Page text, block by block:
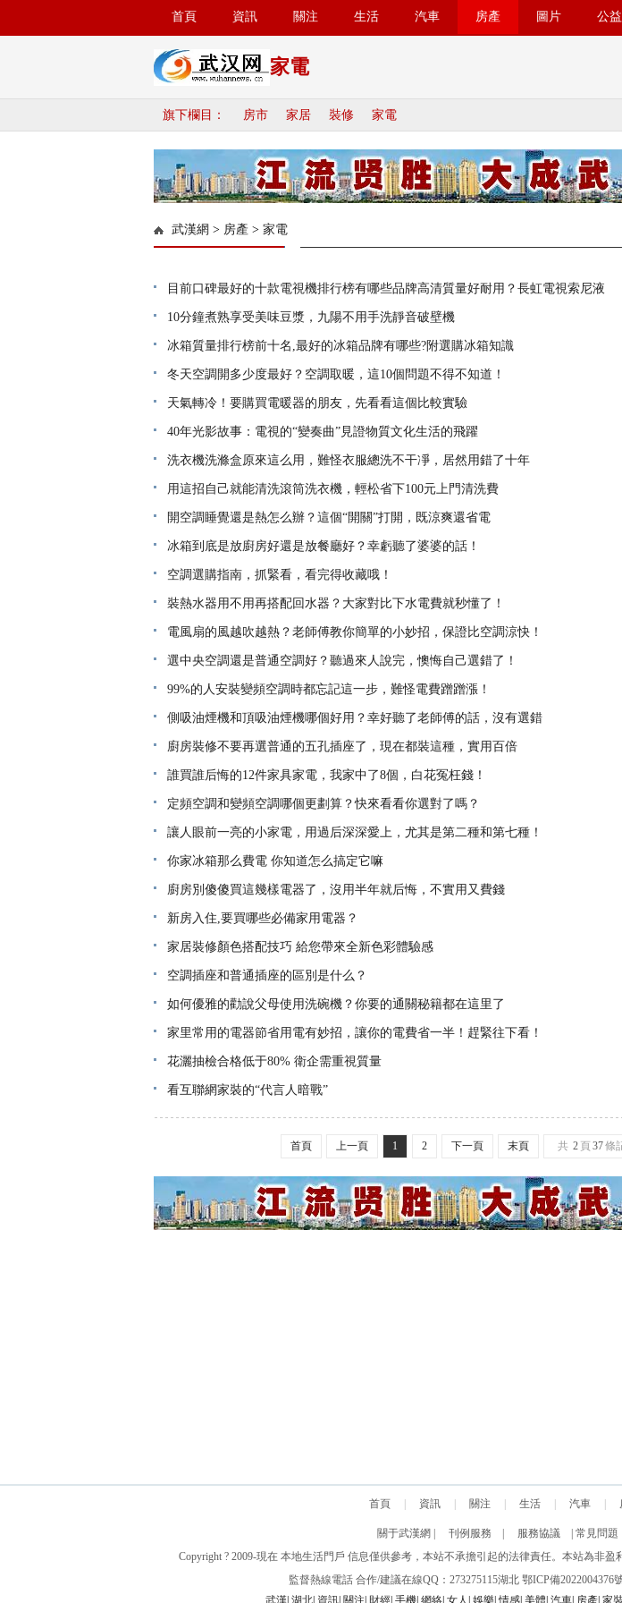
首頁 資訊 關注 生活 汽車 房產 圖片 公益
家電
旗下欄目： 房市 家居 裝修 家電
武漢網 > 房產 > 家電
目前口碑最好的十款電視機排行榜有哪些品牌高清質量好耐用？長虹電視索尼液
晶海信電視夏普電視都很不錯，小
10分鐘煮熟享受美味豆漿，九陽不用手洗靜音破壁機
冰箱質量排行榜前十名,最好的冰箱品牌有哪些?附選購冰箱知識
冬天空調開多少度最好？空調取暖，這10個問題不得不知道！
天氣轉冷！要購買電暖器的朋友，先看看這個比較實驗
40年光影故事：電視的“變奏曲”見證物質文化生活的飛躍
洗衣機洗滌盒原來這么用，難怪衣服總洗不干凈，居然用錯了十年
用這招自己就能清洗滾筒洗衣機，輕松省下100元上門清洗費
開空調睡覺還是熱怎么辦？這個“開關”打開，既涼爽還省電
冰箱到底是放廚房好還是放餐廳好？幸虧聽了婆婆的話！
空調選購指南，抓緊看，看完得收藏哦！
裝熱水器用不用再搭配回水器？大家對比下水電費就秒懂了！
電風扇的風越吹越熱？老師傅教你簡單的小妙招，保證比空調涼快！
選中央空調還是普通空調好？聽過來人說完，懊悔自己選錯了！
99%的人安裝變頻空調時都忘記這一步，難怪電費蹭蹭漲！
側吸油煙機和頂吸油煙機哪個好用？幸好聽了老師傅的話，沒有選錯
廚房裝修不要再選普通的五孔插座了，現在都裝這種，實用百倍
誰買誰后悔的12件家具家電，我家中了8個，白花冤枉錢！
定頻空調和變頻空調哪個更劃算？快來看看你選對了嗎？
讓人眼前一亮的小家電，用過后深深愛上，尤其是第二種和第七種！
你家冰箱那么費電 你知道怎么搞定它嘛
廚房別傻傻買這幾樣電器了，沒用半年就后悔，不實用又費錢
新房入住,要買哪些必備家用電器？
家居裝修顏色搭配技巧 給您帶來全新色彩體驗感
空調插座和普通插座的區別是什么？
如何優雅的勸說父母使用洗碗機？你要的通關秘籍都在這里了
家里常用的電器節省用電有妙招，讓你的電費省一半！趕緊往下看！
花灑抽檢合格低于80% 衛企需重視質量
看互聯網家裝的“代言人暗戰”
首頁 上一頁 1 2 下一頁 末頁 共 2 頁37條
首頁 資訊 關注 生活 汽車
關于武漢網 刊例服務 服務協議| 常見問題
Copyright ? 2009-現在 本地生活門戶 信息僅供參考，本站不承擔引起的法律責任。本站為非
監督熱線電話 合作/建議在線QQ：273275115湖北 鄂ICP備2022004376
武漢| 湖北| 資訊| 關注 財經 手機| 網絡| 女人 娛樂 |情感| 美體 汽車| 房產| 家